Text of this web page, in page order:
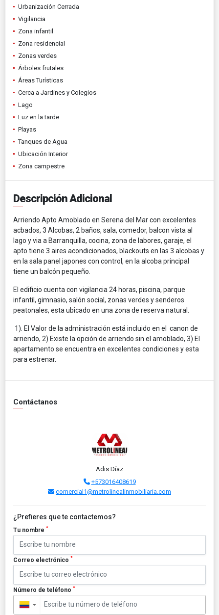
Urbanización Cerrada
Vigilancia
Zona infantil
Zona residencial
Zonas verdes
Árboles frutales
Áreas Turísticas
Cerca a Jardines y Colegios
Lago
Luz en la tarde
Playas
Tanques de Agua
Ubicación Interior
Zona campestre
Descripción Adicional
Arriendo Apto Amoblado en Serena del Mar con excelentes
acbados, 3 Alcobas, 2 baños, sala, comedor, balcon vista al
lago y via a Barranquilla, cocina, zona de labores, garaje, el
apto tiene 3 aires acondicionados, blackouts en las 3 alcobas y
en la sala panel japones con control, en la alcoba principal
tiene un balcón pequeño.
El edificio cuenta con vigilancia 24 horas, piscina, parque
infantil, gimnasio, salón social, zonas verdes y senderos
peatonales, esta ubicado en una zona de reserva natural.
1). El Valor de la administración está incluido en el canon de
arriendo, 2) Existe la opción de arriendo sin el amoblado, 3) El
apartamento se encuentra en excelentes condiciones y esta
para estrenar.
Contáctanos
Adis Díaz
+573016408619
comercial1@metrolinealinmobiliaria.com
¿Prefieres que te contactemos?
Tu nombre *
Correo electrónico *
Número de teléfono *
▼